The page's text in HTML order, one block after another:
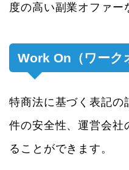
度の高い副業オファー
Work On（ワーク
特商法に基づく表記の
件の安全性、運営会社
ることができます。